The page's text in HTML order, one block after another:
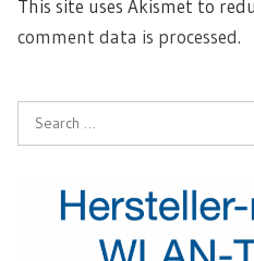
This site uses Akismet to
comment data is processed.
Search
for: